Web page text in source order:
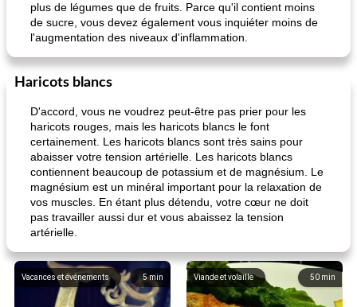
pois chiches rôtis aux épices
plus de légumes que de fruits. Parce qu'il contient moins
de sucre, vous devez également vous inquiéter moins de
l'augmentation des niveaux d'inflammation.
Haricots blancs
D'accord, vous ne voudrez peut-être pas prier pour les
haricots rouges, mais les haricots blancs le font
certainement. Les haricots blancs sont très sains pour
abaisser votre tension artérielle. Les haricots blancs
contiennent beaucoup de potassium et de magnésium. Le
magnésium est un minéral important pour la relaxation de
vos muscles. En étant plus détendu, votre cœur ne doit
pas travailler aussi dur et vous abaissez la tension
artérielle.
5min
Vacances et événements 50 min
Viande et volaille